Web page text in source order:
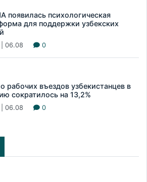
появилась психологическая
для поддержки узбекских
06.08 0
рабочих въездов узбекистанцев в
сократилось на 13,2%
06.08 0